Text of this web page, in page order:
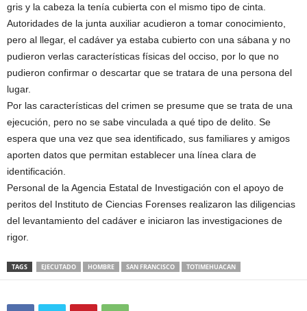
gris y la cabeza la tenía cubierta con el mismo tipo de cinta.
Autoridades de la junta auxiliar acudieron a tomar conocimiento,
pero al llegar, el cadáver ya estaba cubierto con una sábana y no
pudieron verlas características físicas del occiso, por lo que no
pudieron confirmar o descartar que se tratara de una persona del
lugar.
Por las características del crimen se presume que se trata de una
ejecución, pero no se sabe vinculada a qué tipo de delito. Se
espera que una vez que sea identificado, sus familiares y amigos
aporten datos que permitan establecer una línea clara de
identificación.
Personal de la Agencia Estatal de Investigación con el apoyo de
peritos del Instituto de Ciencias Forenses realizaron las diligencias
del levantamiento del cadáver e iniciaron las investigaciones de
rigor.
TAGS EJECUTADO HOMBRE SAN FRANCISCO TOTIMEHUACAN